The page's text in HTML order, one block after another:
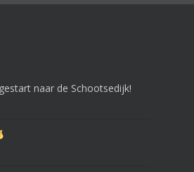
naar de Schootsedijk!